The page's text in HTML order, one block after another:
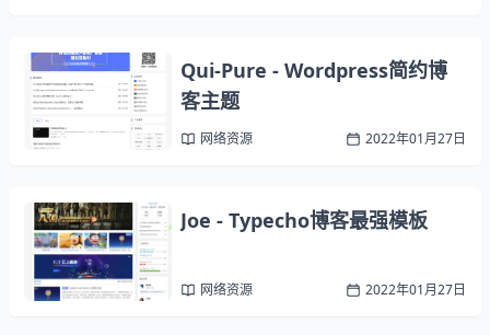
Qui-Pure - Wordpress简约博
客主题
网络资源 2022年01月27日
Joe - Typecho博客最强模板
网络资源 2022年01月27日